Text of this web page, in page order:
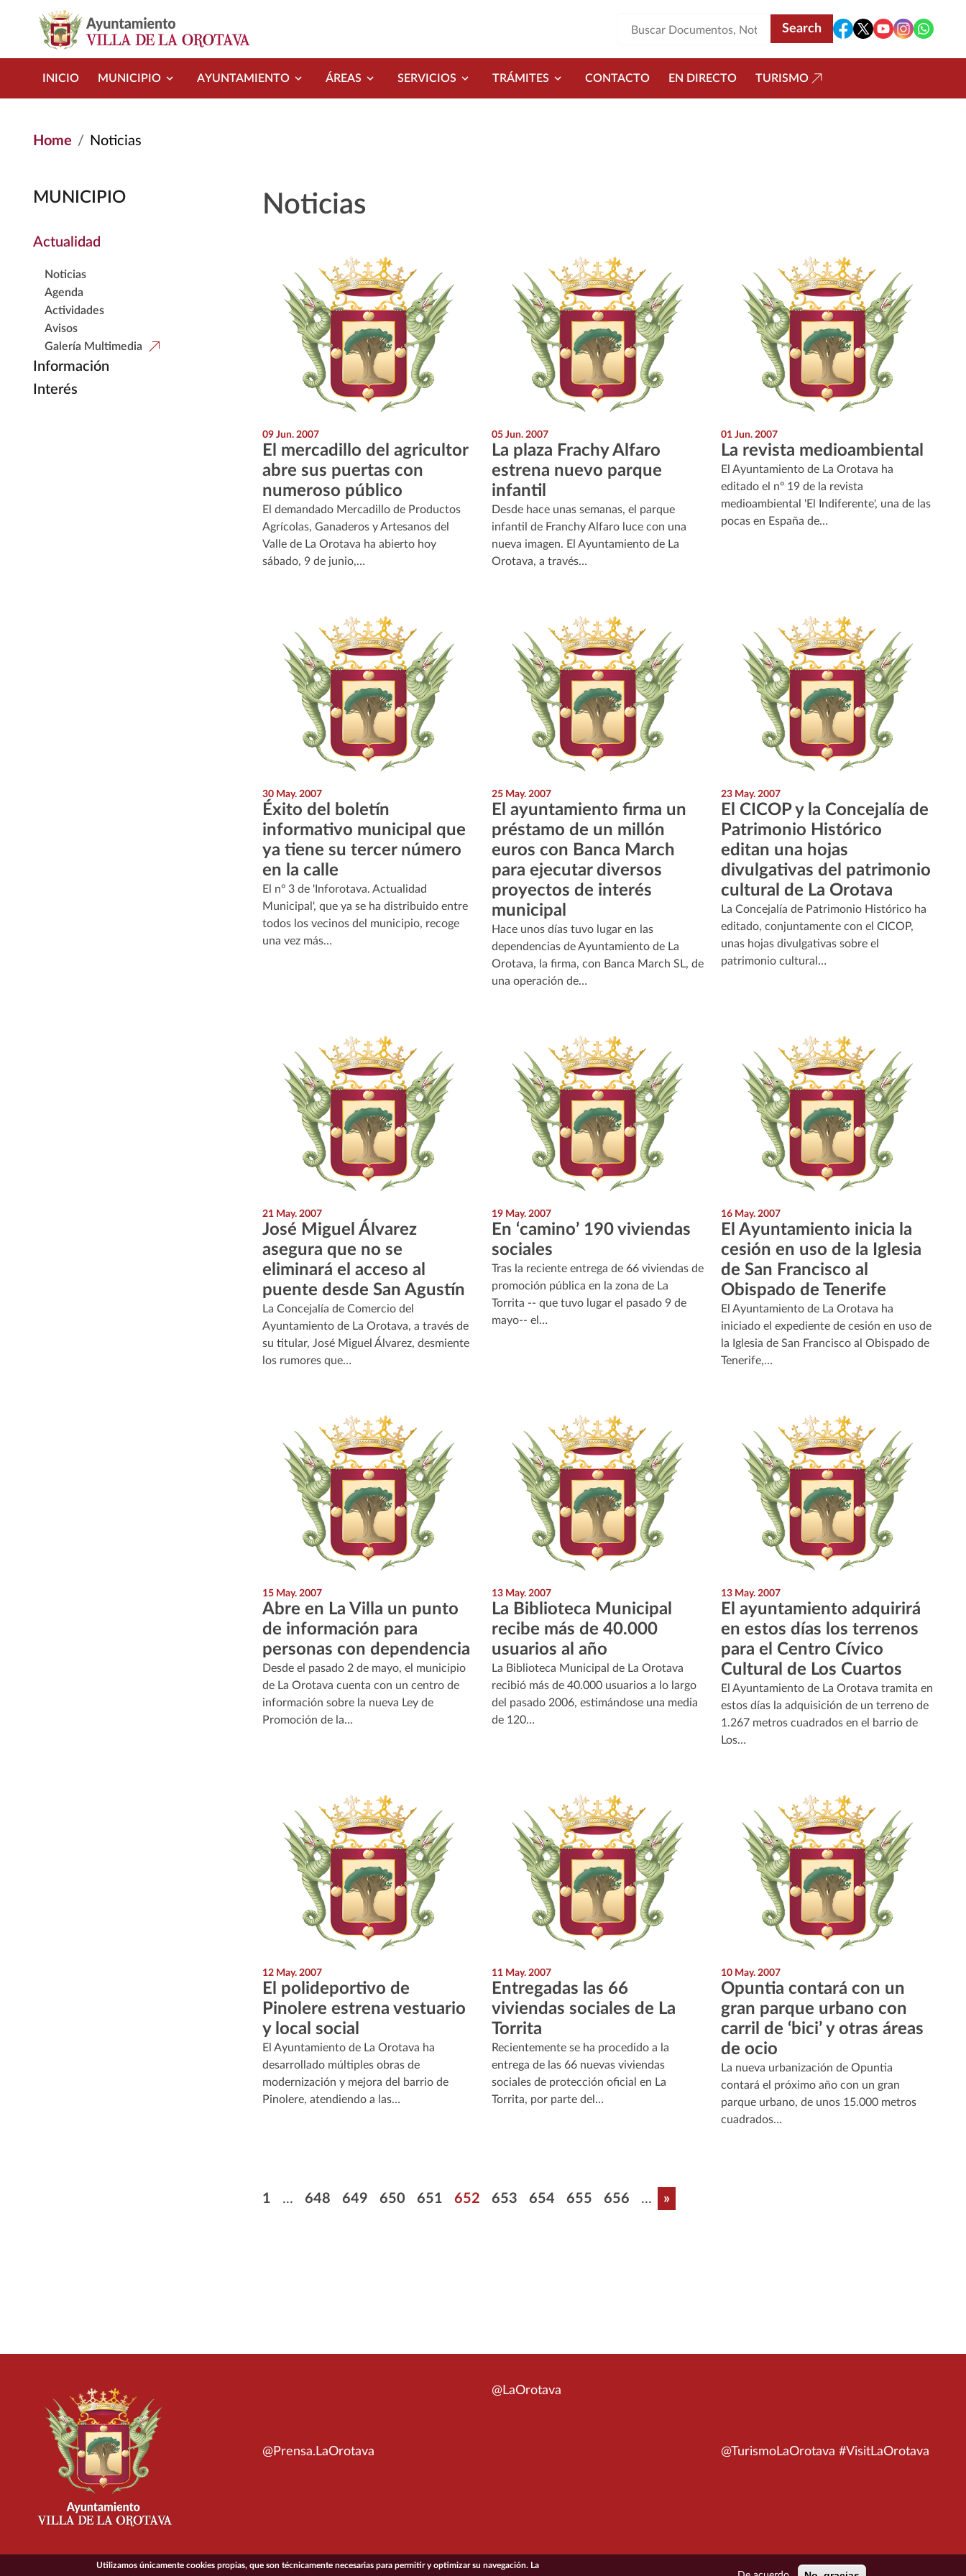
INICIO MUNICIPIO AYUNTAMIENTO ÁREAS SERVICIOS TRÁMITES CONTACTO EN DIRECTO TURISMO
Home Noticias
MUNICIPIO
Actualidad
Noticias
Agenda
Actividades
Avisos
Galería Multimedia
Información
Interés
Noticias
09 Jun. 2007
El mercadillo del agricultor
abre sus puertas con
numeroso público
El demandado Mercadillo de Productos
Agrícolas, Ganaderos y Artesanos del
Valle de La Orotava ha abierto hoy
sábado, 9 de junio,…
05 Jun. 2007
La plaza Frachy Alfaro
estrena nuevo parque
infantil
Desde hace unas semanas, el parque
infantil de Franchy Alfaro luce con una
nueva imagen. El Ayuntamiento de La
Orotava, a través…
01 Jun. 2007
La revista medioambiental
El Ayuntamiento de La Orotava ha
editado el nº 19 de la revista
medioambiental 'El Indiferente', una de las
pocas en España de…
30 May. 2007
Éxito del boletín
informativo municipal que
ya tiene su tercer número
en la calle
El nº 3 de 'Inforotava. Actualidad
Municipal', que ya se ha distribuido entre
todos los vecinos del municipio, recoge
una vez más…
25 May. 2007
El ayuntamiento firma un
préstamo de un millón
euros con Banca March
para ejecutar diversos
proyectos de interés
municipal
Hace unos días tuvo lugar en las
dependencias de Ayuntamiento de La
Orotava, la firma, con Banca March SL, de
una operación de…
23 May. 2007
El CICOP y la Concejalía de
Patrimonio Histórico
editan una hojas
divulgativas del patrimonio
cultural de La Orotava
La Concejalía de Patrimonio Histórico ha
editado, conjuntamente con el CICOP,
unas hojas divulgativas sobre el
patrimonio cultural…
21 May. 2007
José Miguel Álvarez
asegura que no se
eliminará el acceso al
puente desde San Agustín
La Concejalía de Comercio del
Ayuntamiento de La Orotava, a través de
su titular, José Miguel Álvarez, desmiente
los rumores que…
19 May. 2007
En ‘camino’ 190 viviendas
sociales
Tras la reciente entrega de 66 viviendas de
promoción pública en la zona de La
Torrita -- que tuvo lugar el pasado 9 de
mayo-- el…
16 May. 2007
El Ayuntamiento inicia la
cesión en uso de la Iglesia
de San Francisco al
Obispado de Tenerife
El Ayuntamiento de La Orotava ha
iniciado el expediente de cesión en uso de
la Iglesia de San Francisco al Obispado de
Tenerife,…
15 May. 2007
Abre en La Villa un punto
de información para
personas con dependencia
Desde el pasado 2 de mayo, el municipio
de La Orotava cuenta con un centro de
información sobre la nueva Ley de
Promoción de la…
13 May. 2007
La Biblioteca Municipal
recibe más de 40.000
usuarios al año
La Biblioteca Municipal de La Orotava
recibió más de 40.000 usuarios a lo largo
del pasado 2006, estimándose una media
de 120…
13 May. 2007
El ayuntamiento adquirirá
en estos días los terrenos
para el Centro Cívico
Cultural de Los Cuartos
El Ayuntamiento de La Orotava tramita en
estos días la adquisición de un terreno de
1.267 metros cuadrados en el barrio de
Los…
12 May. 2007
El polideportivo de
Pinolere estrena vestuario
y local social
El Ayuntamiento de La Orotava ha
desarrollado múltiples obras de
modernización y mejora del barrio de
Pinolere, atendiendo a las…
11 May. 2007
Entregadas las 66
viviendas sociales de La
Torrita
Recientemente se ha procedido a la
entrega de las 66 nuevas viviendas
sociales de protección oficial en La
Torrita, por parte del…
10 May. 2007
Opuntia contará con un
gran parque urbano con
carril de ‘bici’ y otras áreas
de ocio
La nueva urbanización de Opuntia
contará el próximo año con un gran
parque urbano, de unos 15.000 metros
cuadrados…
Pagination
First page
1 ... Page
648 Page
649 Page
650 Page
651 Page
652 Page
653 Page
654 Page
655 Page
656 ... Last page
»
@Prensa.LaOrotava
@LaOrotava
@TurismoLaOrotava #VisitLaOrotava
Utilizamos únicamente cookies propias, que son técnicamente necesarias para permitir y optimizar su navegación. La